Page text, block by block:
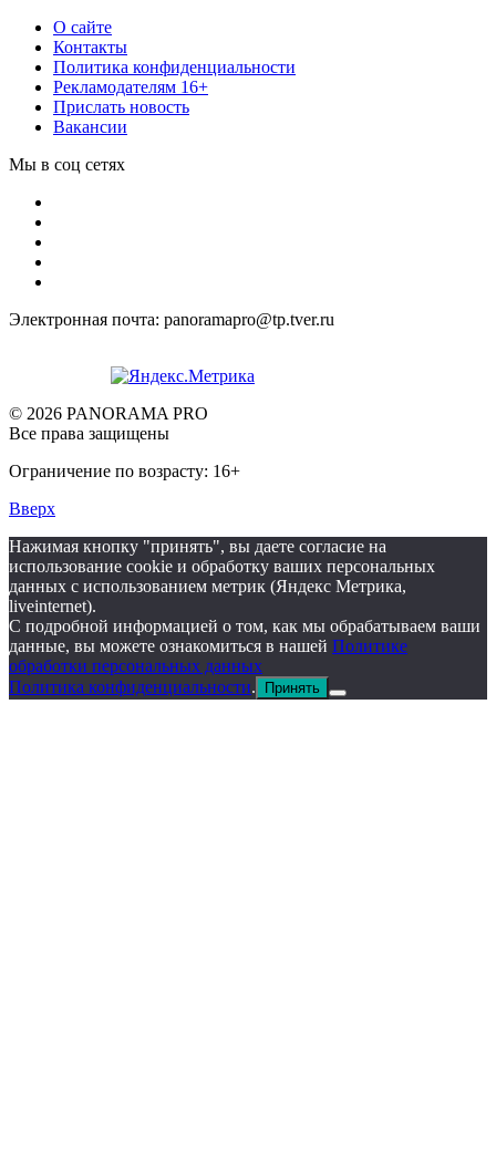
О сайте
Контакты
Политика конфиденциальности
Рекламодателям 16+
Прислать новость
Вакансии
Мы в соц сетях
Электронная почта: panoramapro@tp.tver.ru
© 2026 PANORAMA PRO
Все права защищены
Ограничение по возрасту: 16+
Вверх
Нажимая кнопку "принять", вы даете согласие на
использование cookie и обработку ваших персональных
данных с использованием метрик (Яндекс Метрика,
liveinternet).
С подробной информацией о том, как мы обрабатываем ваши
данные, вы можете ознакомиться в нашей Политике
обработки персональных данных
Политика конфиденциальности. Принять